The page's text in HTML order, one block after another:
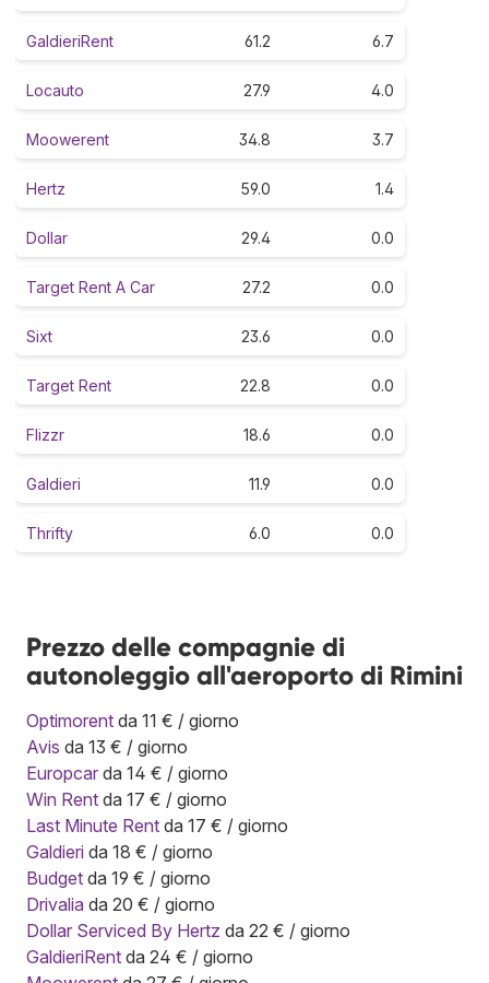
GaldieriRent 61.2 6.7
Locauto 27.9 4.0
Moowerent 34.8 3.7
Hertz 59.0 1.4
Dollar 29.4 0.0
Target Rent A Car 27.2 0.0
Sixt 23.6 0.0
Target Rent 22.8 0.0
Flizzr 18.6 0.0
Galdieri 11.9 0.0
Thrifty 6.0 0.0
Prezzo delle compagnie di
autonoleggio all'aeroporto di Rimini
Optimorent da 11 € / giorno
Avis da 13 € / giorno
Europcar da 14 € / giorno
Win Rent da 17 € / giorno
Last Minute Rent da 17 € / giorno
Galdieri da 18 € / giorno
Budget da 19 € / giorno
Drivalia da 20 € / giorno
Dollar Serviced By Hertz da 22 € / giorno
GaldieriRent da 24 € / giorno